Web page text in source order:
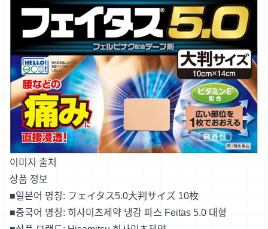
이미지 출처
상품 정보
■일본어 명칭: フェイタス5.0大判サイズ 10枚
■중국어 명칭: 히사미츠제약 냉감 파스 Feitas 5.0 대형